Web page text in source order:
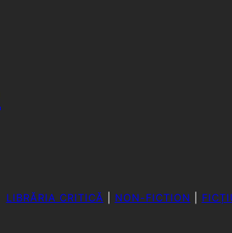
LIBRĂRIA CRITICĂ NON-FICTION